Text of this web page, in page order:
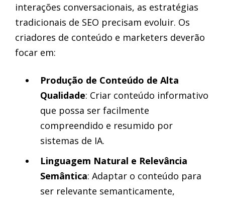
interações conversacionais, as estratégias
tradicionais de SEO precisam evoluir. Os
criadores de conteúdo e marketers deverão
focar em:
Produção de Conteúdo de Alta
Qualidade: Criar conteúdo informativo
que possa ser facilmente
compreendido e resumido por
sistemas de IA.
Linguagem Natural e Relevância
Semântica: Adaptar o conteúdo para
ser relevante semanticamente,